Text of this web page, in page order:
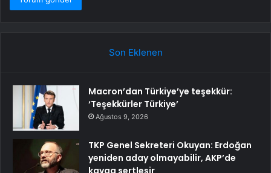
Son Eklenen
Macron’dan Türkiye’ye teşekkür:
‘Teşekkürler Türkiye’
Ağustos 9, 2026
TKP Genel Sekreteri Okuyan: Erdoğan
yeniden aday olmayabilir, AKP’de